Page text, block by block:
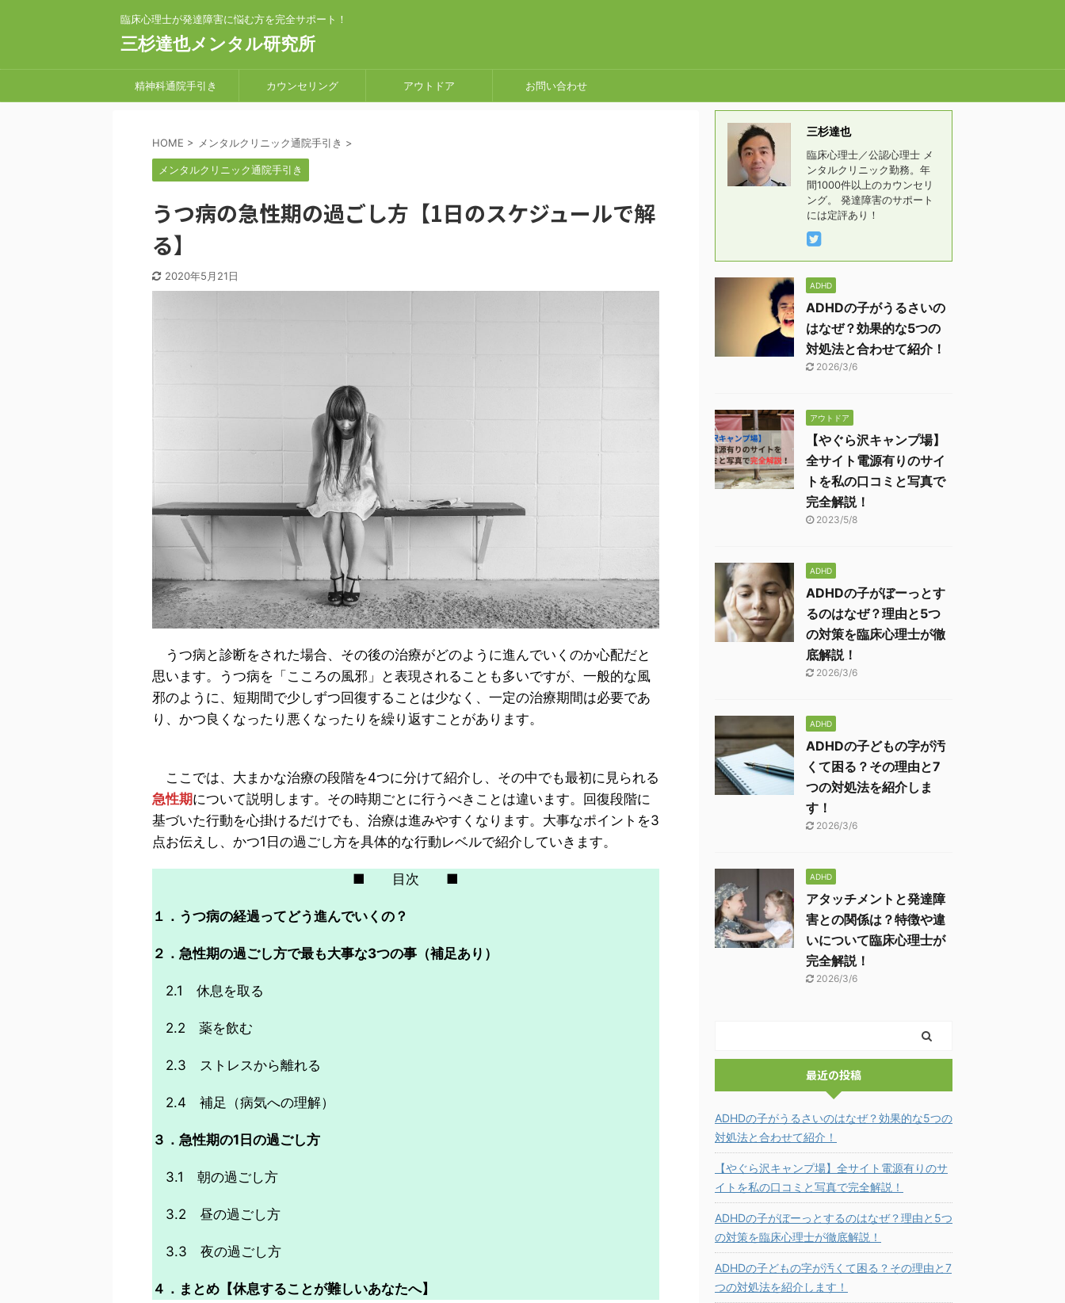
臨床心理士が発達障害に悩む方を完全サポート！
三杉達也メンタル研究所
精神科通院手引き カウンセリング アウトドア お問い合わせ
HOME > メンタルクリニック通院手引き >
メンタルクリニック通院手引き
うつ病の急性期の過ごし方【1日のスケジュールで解
る】
2020年5月21日
うつ病と診断をされた場合、その後の治療がどのように進んでいくのか心配だと
思います。うつ病を「こころの風邪」と表現されることも多いですが、一般的な風
邪のように、短期間で少しずつ回復することは少なく、一定の治療期間は必要であ
り、かつ良くなったり悪くなったりを繰り返すことがあります。
ここでは、大まかな治療の段階を4つに分けて紹介し、その中でも最初に見られる
急性期について説明します。その時期ごとに行うべきことは違います。回復段階に
基づいた行動を心掛けるだけでも、治療は進みやすくなります。大事なポイントを3
点お伝えし、かつ1日の過ごし方を具体的な行動レベルで紹介していきます。
■ 目次 ■
１．うつ病の経過ってどう進んでいくの？
２．急性期の過ごし方で最も大事な3つの事（補足あり）
2.1 休息を取る
2.2 薬を飲む
2.3 ストレスから離れる
2.4 補足（病気への理解）
３．急性期の1日の過ごし方
3.1 朝の過ごし方
3.2 昼の過ごし方
3.3 夜の過ごし方
４．まとめ【休息することが難しいあなたへ】
三杉達也
臨床心理士／公認心理士 メ
ンタルクリニック勤務。年
間1000件以上のカウンセリ
ング。 発達障害のサポート
には定評あり！
ADHD
ADHDの子がうるさいの
はなぜ？効果的な5つの
対処法と合わせて紹介！
2026/3/6
アウトドア
【やぐら沢キャンプ場】
全サイト電源有りのサイ
トを私の口コミと写真で
完全解説！
2023/5/8
ADHD
ADHDの子がぼーっとす
るのはなぜ？理由と5つ
の対策を臨床心理士が徹
底解説！
2026/3/6
ADHD
ADHDの子どもの字が汚
くて困る？その理由と7
つの対処法を紹介しま
す！
2026/3/6
ADHD
アタッチメントと発達障
害との関係は？特徴や違
いについて臨床心理士が
完全解説！
2026/3/6
最近の投稿
ADHDの子がうるさいのはなぜ？効果的な5つの
対処法と合わせて紹介！
【やぐら沢キャンプ場】全サイト電源有りのサ
イトを私の口コミと写真で完全解説！
ADHDの子がぼーっとするのはなぜ？理由と5つ
の対策を臨床心理士が徹底解説！
ADHDの子どもの字が汚くて困る？その理由と7
つの対処法を紹介します！